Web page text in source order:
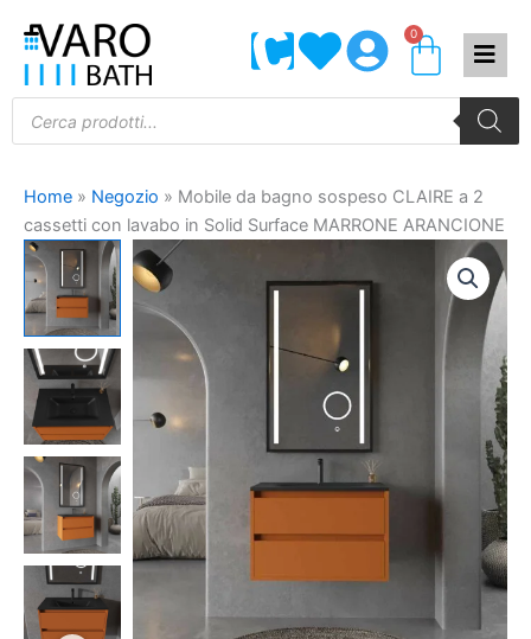
contenuto
0
Products
search
Home » Negozio » Mobile da bagno sospeso CLAIRE a 2
cassetti con lavabo in Solid Surface MARRONE ARANCIONE